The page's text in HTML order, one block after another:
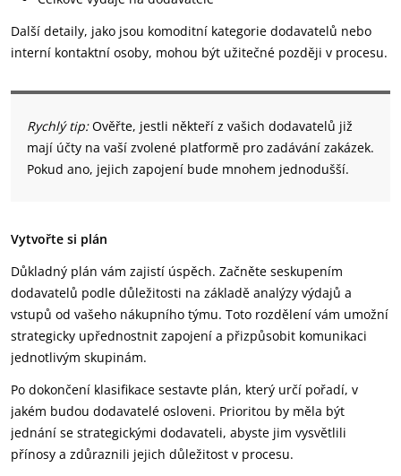
Další detaily, jako jsou komoditní kategorie dodavatelů nebo
interní kontaktní osoby, mohou být užitečné později v procesu.
Rychlý tip:Ověřte, jestli někteří z vašich dodavatelů již
mají účty na vaší zvolené platformě pro zadávání zakázek.
Pokud ano, jejich zapojení bude mnohem jednodušší.
Vytvořte si plán
Důkladný plán vám zajistí úspěch. Začněte seskupením
dodavatelů podle důležitosti na základě analýzy výdajů a
vstupů od vašeho nákupního týmu. Toto rozdělení vám umožní
strategicky upřednostnit zapojení a přizpůsobit komunikaci
jednotlivým skupinám.
Po dokončení klasifikace sestavte plán, který určí pořadí, v
jakém budou dodavatelé osloveni. Prioritou by měla být
jednání se strategickými dodavateli, abyste jim vysvětlili
přínosy a zdůraznili jejich důležitost v procesu.